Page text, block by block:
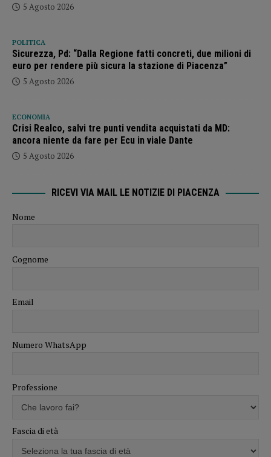
5 Agosto 2026
POLITICA
Sicurezza, Pd: “Dalla Regione fatti concreti, due milioni di
euro per rendere più sicura la stazione di Piacenza”
5 Agosto 2026
ECONOMIA
Crisi Realco, salvi tre punti vendita acquistati da MD:
ancora niente da fare per Ecu in viale Dante
5 Agosto 2026
RICEVI VIA MAIL LE NOTIZIE DI PIACENZA
Nome
Cognome
Email
Numero WhatsApp
Professione
Fascia di età